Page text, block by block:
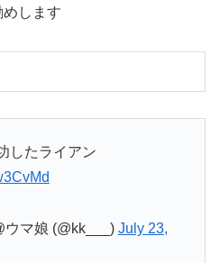
します
したライアン
マ娘 (@kk___) July 23,